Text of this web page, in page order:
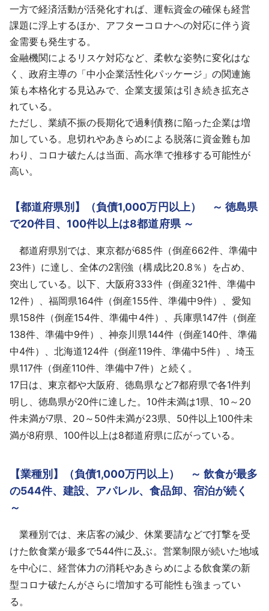
一方で経済活動が活発化すれば、運転資金の確保も経営
課題に浮上するほか、アフターコロナへの対応に伴う資
金需要も発生する。
金融機関によるリスケ対応など、柔軟な姿勢に変化はな
く、政府主導の「中小企業活性化パッケージ」の関連施
策も本格化する見込みで、企業支援策は引き続き拡充さ
れている。
ただし、業績不振の長期化で過剰債務に陥った企業は増
加している。息切れやあきらめによる脱落に資金難も加
わり、コロナ破たんは当面、高水準で推移する可能性が
高い。
【都道府県別】（負債1,000万円以上） ～ 徳島県
で20件目、100件以上は8都道府県 ～
都道府県別では、東京都が685件（倒産662件、準備中
23件）に達し、全体の2割強（構成比20.8％）を占め、
突出している。以下、大阪府333件（倒産321件、準備中
12件）、福岡県164件（倒産155件、準備中9件）、愛知
県158件（倒産154件、準備中4件）、兵庫県147件（倒産
138件、準備中9件）、神奈川県144件（倒産140件、準備
中4件）、北海道124件（倒産119件、準備中5件）、埼玉
県117件（倒産110件、準備中7件）と続く。
17日は、東京都や大阪府、徳島県など7都府県で各1件判
明し、徳島県が20件に達した。10件未満は1県、10～20
件未満が7県、20～50件未満が23県、50件以上100件未
満が8府県、100件以上は8都道府県に広がっている。
【業種別】（負債1,000万円以上） ～ 飲食が最多
の544件、建設、アパレル、食品卸、宿泊が続く
～
業種別では、来店客の減少、休業要請などで打撃を受
けた飲食業が最多で544件に及ぶ。営業制限が続いた地域
を中心に、経営体力の消耗やあきらめによる飲食業の新
型コロナ破たんがさらに増加する可能性も強まってい
る。